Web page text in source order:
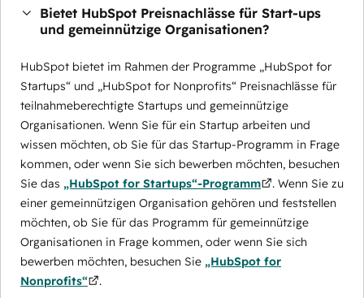
Bietet HubSpot Preisnachlässe für Start-ups
und gemeinnützige Organisationen?
HubSpot bietet im Rahmen der Programme „HubSpot for
Startups“ und „HubSpot for Nonprofits“ Preisnachlässe für
teilnahmeberechtigte Startups und gemeinnützige
Organisationen. Wenn Sie für ein Startup arbeiten und
wissen möchten, ob Sie für das Startup-Programm in Frage
kommen, oder wenn Sie sich bewerben möchten, besuchen
Sie das „HubSpot for Startups“-Programm
. Wenn Sie zu
einer gemeinnützigen Organisation gehören und feststellen
möchten, ob Sie für das Programm für gemeinnützige
Organisationen in Frage kommen, oder wenn Sie sich
bewerben möchten, besuchen Sie „HubSpot for
Nonprofits“
.